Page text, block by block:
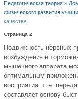
Педагогическая теория »
физического развития
качества
Страница 2
Подвижность нервных
возбуждения и
мышечного аппарата
оптимальным
восприятия, т. е.
составляет основу